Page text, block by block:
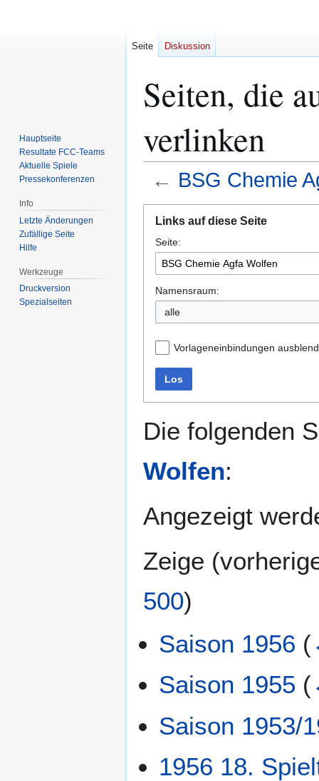
Seiten, die
verlinken
← BSG Chemie
Navigation
springen
Suche
springen
Links auf diese Seite
Seite:
Namensraum:
Vorlageneinbindungen
Los
Die folgenden
Wolfen:
Angezeigt
Zeige (
500)
Saison 1956 (
Saison 1955 (
Saison 1953/
1956 18.
Seite Diskussion
Hauptseite
Resultate FCC-Teams
Aktuelle Spiele
Pressekonferenzen
Info
Letzte Änderungen
Zufällige Seite
Hilfe
Werkzeuge
Druckversion
Spezialseiten